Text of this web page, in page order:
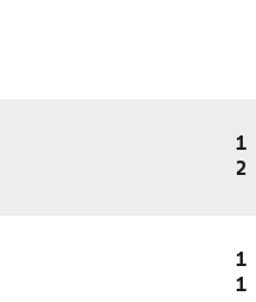
1
2
1
1